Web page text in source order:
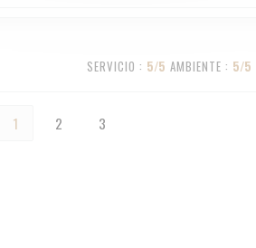
SERVICIO : 5/5 AMBIENTE : 5/5
1 2 3